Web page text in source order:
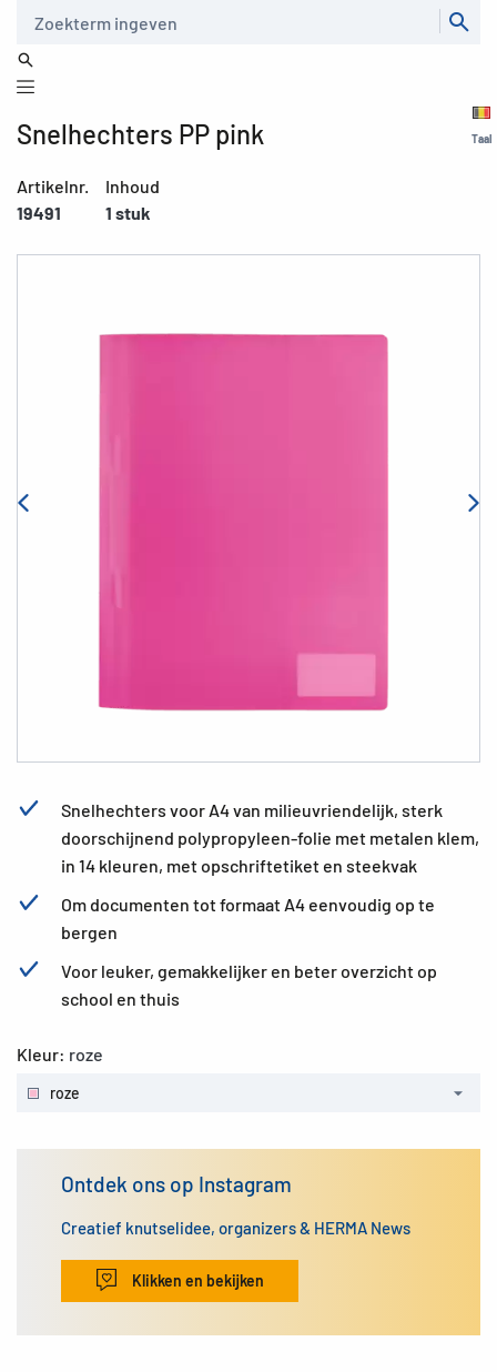
Taal
Snelhechters PP pink
Artikelnr.
19491
Inhoud
1 stuk
Snelhechters voor A4 van milieuvriendelijk, sterk
doorschijnend polypropyleen-folie met metalen klem,
in 14 kleuren, met opschriftetiket en steekvak
Om documenten tot formaat A4 eenvoudig op te
bergen
Voor leuker, gemakkelijker en beter overzicht op
school en thuis
Kleur: roze
roze
Ontdek ons op Instagram
Creatief knutselidee, organizers & HERMA News
Klikken en bekijken